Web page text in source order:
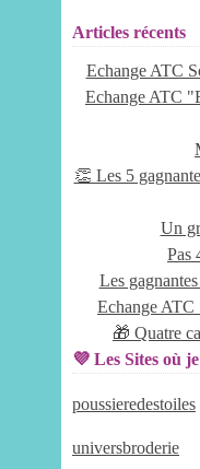
Articles récents
Echange ATC
Echange ATC
👏 Les 5
Un
Pas
Les
Echange ATC
🎁 Quatre
💜 Les Sites où
poussieredestoiles
universbroderie